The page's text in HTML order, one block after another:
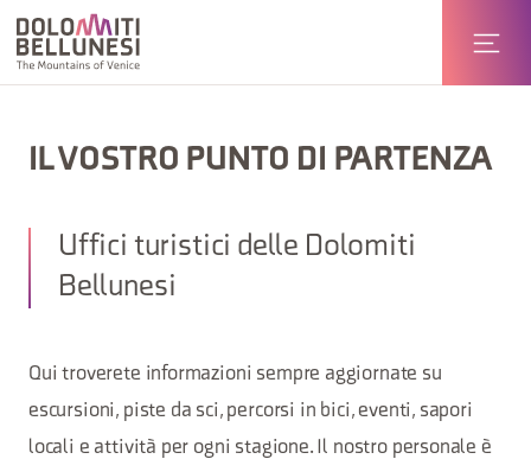
IL VOSTRO PUNTO DI PARTENZA
Uffici turistici delle Dolomiti
Bellunesi
Qui troverete informazioni sempre aggiornate su
escursioni, piste da sci, percorsi in bici, eventi, sapori
locali e attività per ogni stagione. Il nostro personale è